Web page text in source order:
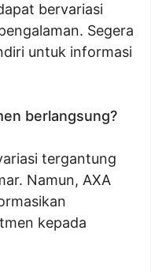
bervariasi
Segera
untuk informasi
berlangsung?
tergantung
Namun, AXA
kepada